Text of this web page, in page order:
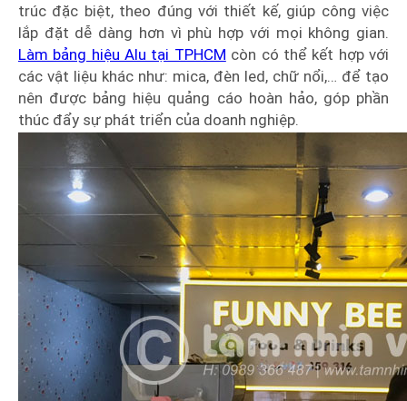
trúc đặc biệt, theo đúng với thiết kế, giúp công việc
lắp đặt dễ dàng hơn vì phù hợp với mọi không gian.
Làm bảng hiệu Alu tại TPHCM còn có thể kết hợp với
các vật liệu khác như: mica, đèn led, chữ nổi,… để tạo
nên được bảng hiệu quảng cáo hoàn hảo, góp phần
thúc đẩy sự phát triển của doanh nghiệp.